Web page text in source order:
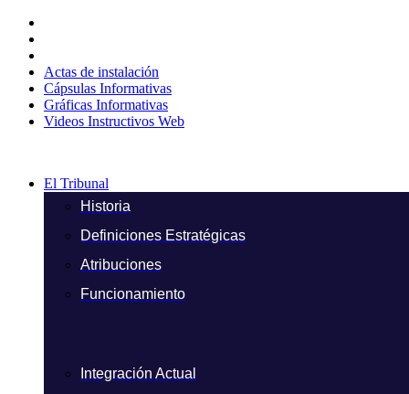
contenido
Actas de instalación
Cápsulas Informativas
Gráficas Informativas
Videos Instructivos Web
El Tribunal
Historia
Definiciones Estratégicas
Atribuciones
Funcionamiento
Integración Actual